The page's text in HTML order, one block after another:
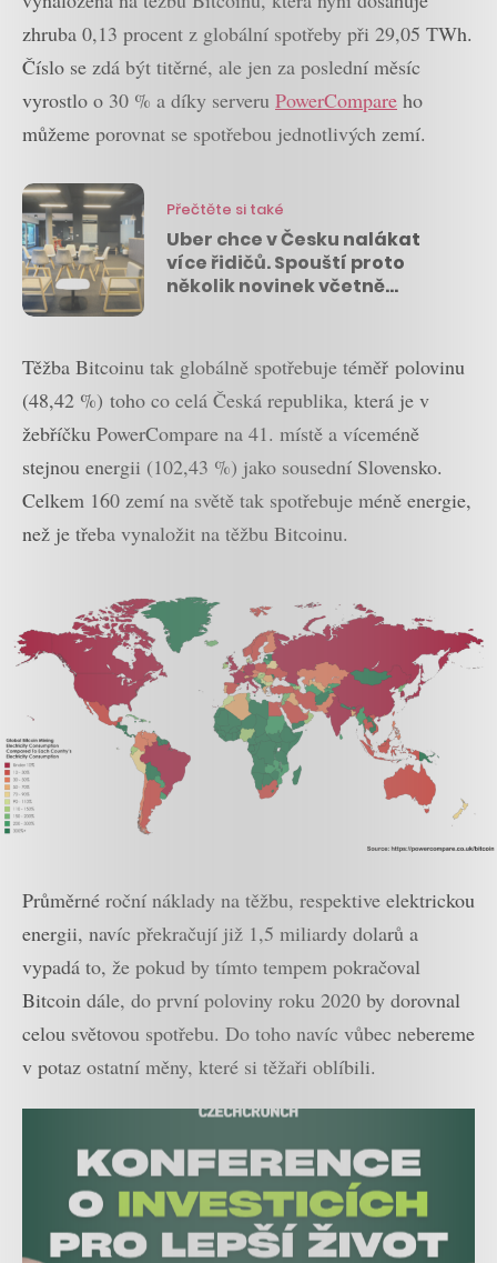
zhruba 0,13 procent z globální spotřeby při 29,05 TWh.
Číslo se zdá být titěrné, ale jen za poslední měsíc
vyrostlo o 30 % a díky serveru PowerCompare ho
můžeme porovnat se spotřebou jednotlivých zemí.
Přečtěte si také
Uber chce v Česku nalákat
více řidičů. Spouští proto
několik novinek včetně
Těžba Bitcoinu tak globálně spotřebuje téměř polovinu
(48,42 %) toho co celá Česká republika, která je v
žebříčku PowerCompare na 41. místě a víceméně
stejnou energii (102,43 %) jako sousední Slovensko.
Celkem 160 zemí na světě tak spotřebuje méně energie,
než je třeba vynaložit na těžbu Bitcoinu.
Průměrné roční náklady na těžbu, respektive elektrickou
energii, navíc překračují již 1,5 miliardy dolarů a
vypadá to, že pokud by tímto tempem pokračoval
Bitcoin dále, do první poloviny roku 2020 by dorovnal
celou světovou spotřebu. Do toho navíc vůbec nebereme
v potaz ostatní měny, které si těžaři oblíbili.